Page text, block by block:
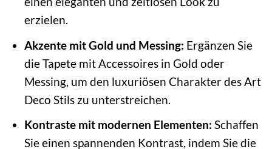
erzielen.
Akzente mit Gold und Messing: Ergänzen Sie
die Tapete mit Accessoires in Gold oder
Messing, um den luxuriösen Charakter des Art
Deco Stils zu unterstreichen.
Kontraste mit modernen Elementen: Schaffen
Sie einen spannenden Kontrast, indem Sie die